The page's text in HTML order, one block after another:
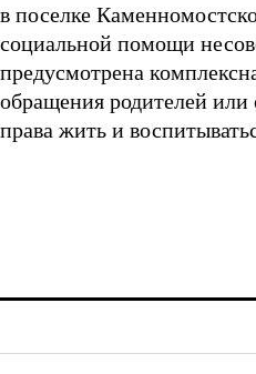
в поселке
социальной помощи
предусмотрена
обращения родителей
права жить и